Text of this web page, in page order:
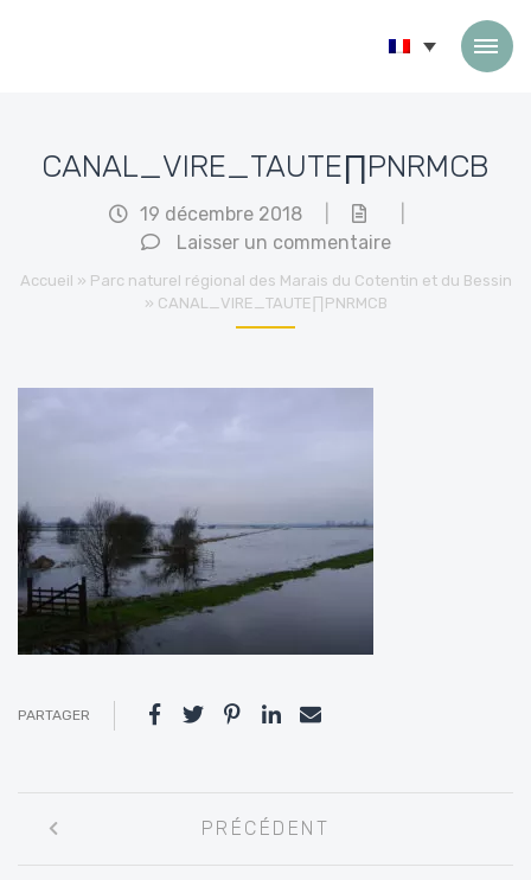
CANAL_VIRE_TAUTE∏PNRMCB
19 décembre 2018
Laisser un commentaire
Accueil » Parc naturel régional des Marais du Cotentin et du Bessin
» CANAL_VIRE_TAUTE∏PNRMCB
PARTAGER
entre
PRÉCÉDENT